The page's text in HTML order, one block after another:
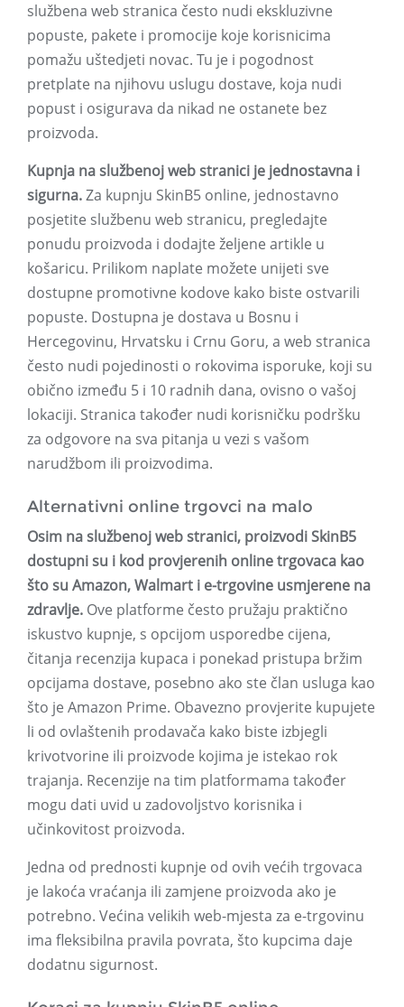
službena web stranica često nudi ekskluzivne
popuste, pakete i promocije koje korisnicima
pomažu uštedjeti novac. Tu je i pogodnost
pretplate na njihovu uslugu dostave, koja nudi
popust i osigurava da nikad ne ostanete bez
proizvoda.
Kupnja na službenoj web stranici je jednostavna i
sigurna.Za kupnju SkinB5 online, jednostavno
posjetite službenu web stranicu, pregledajte
ponudu proizvoda i dodajte željene artikle u
košaricu. Prilikom naplate možete unijeti sve
dostupne promotivne kodove kako biste ostvarili
popuste. Dostupna je dostava u Bosnu i
Hercegovinu, Hrvatsku i Crnu Goru, a web stranica
često nudi pojedinosti o rokovima isporuke, koji su
obično između 5 i 10 radnih dana, ovisno o vašoj
lokaciji. Stranica također nudi korisničku podršku
za odgovore na sva pitanja u vezi s vašom
narudžbom ili proizvodima.
Alternativni online trgovci na malo
Osim na službenoj web stranici, proizvodi SkinB5
dostupni su i kod provjerenih online trgovaca kao
što su Amazon, Walmart i e-trgovine usmjerene na
zdravlje. Ove platforme često pružaju praktično
iskustvo kupnje, s opcijom usporedbe cijena,
čitanja recenzija kupaca i ponekad pristupa bržim
opcijama dostave, posebno ako ste član usluga kao
što je Amazon Prime. Obavezno provjerite kupujete
li od ovlaštenih prodavača kako biste izbjegli
krivotvorine ili proizvode kojima je istekao rok
trajanja. Recenzije na tim platformama također
mogu dati uvid u zadovoljstvo korisnika i
učinkovitost proizvoda.
Jedna od prednosti kupnje od ovih većih trgovaca
je lakoća vraćanja ili zamjene proizvoda ako je
potrebno. Većina velikih web-mjesta za e-trgovinu
ima fleksibilna pravila povrata, što kupcima daje
dodatnu sigurnost.